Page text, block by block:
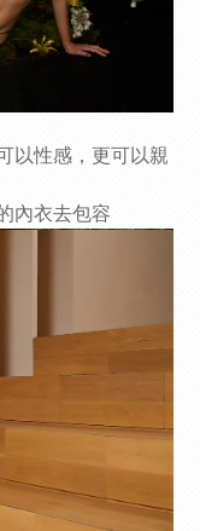
以性感，更可以親
內衣去包容